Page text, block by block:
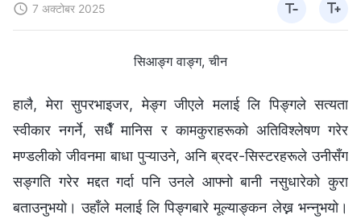
7 अक्टोबर 2025
सिआङ्ग वाङ्ग, चीन
हालै, मेरा सुपरभाइजर, मेङ्ग जीएले मलाई लि पिङ्गले सत्यता
स्वीकार नगर्ने, सधैँ मानिस र कामकुराहरूको अतिविश्लेषण गरेर
मण्डलीको जीवनमा बाधा पुऱ्याउने, अनि ब्रदर-सिस्टरहरूले उनीसँग
सङ्गति गरेर मद्दत गर्दा पनि उनले आफ्नो बानी नसुधारेको कुरा
बताउनुभयो। उहाँले मलाई लि पिङ्गबारे मूल्याङ्कन लेख्न भन्नुभयो।